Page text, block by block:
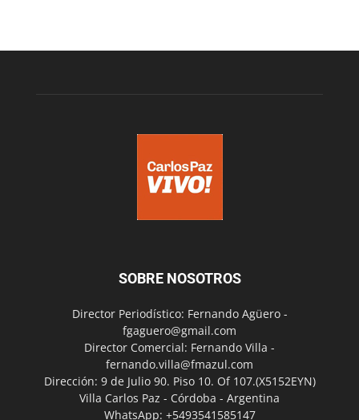
SOBRE NOSOTROS
Director Periodístico: Fernando Agüero -
fgaguero@gmail.com
Director Comercial: Fernando Villa -
fernando.villa@fmazul.com
Dirección: 9 de Julio 90. Piso 10. Of 107.(X5152EYN)
Villa Carlos Paz - Córdoba - Argentina
WhatsApp: +5493541585147